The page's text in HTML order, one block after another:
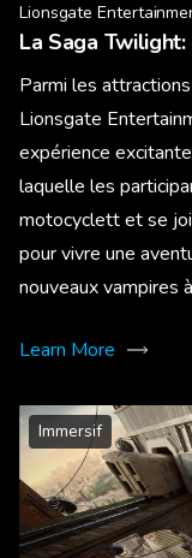
Lionsgate
La Saga
Parmi les
Lionsgate
expérience
laquelle les
motocyclett et se
pour vivre une
nouveaux vampires
Learn More
Immersif